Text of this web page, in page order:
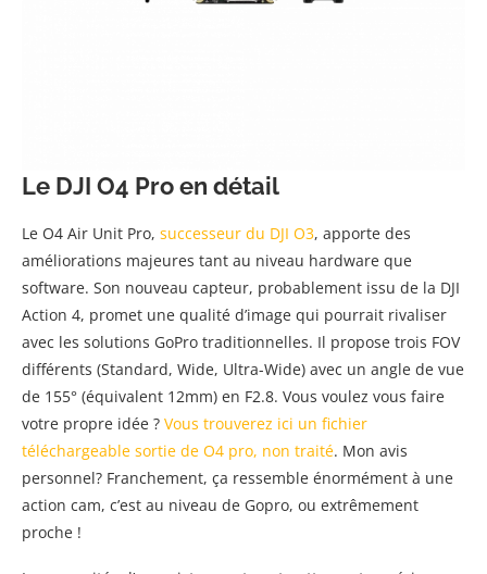
Le DJI O4 Pro en détail
Le O4 Air Unit Pro, successeur du DJI O3, apporte des
améliorations majeures tant au niveau hardware que
software. Son nouveau capteur, probablement issu de la DJI
Action 4, promet une qualité d’image qui pourrait rivaliser
avec les solutions GoPro traditionnelles. Il propose trois FOV
différents (Standard, Wide, Ultra-Wide) avec un angle de vue
de 155° (équivalent 12mm) en F2.8. Vous voulez vous faire
votre propre idée ? Vous trouverez ici un fichier
téléchargeable sortie de O4 pro, non traité. Mon avis
personnel? Franchement, ça ressemble énormément à une
action cam, c’est au niveau de Gopro, ou extrêmement
proche !